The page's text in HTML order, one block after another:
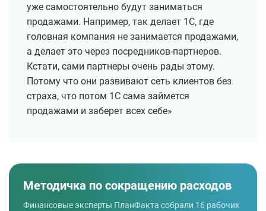
уже самостоятельно будут заниматься
продажами. Например, так делает 1С, где
головная компания не занимается продажами,
а делает это через посредников-партнеров.
Кстати, сами партнеры очень рады этому.
Потому что они развивают сеть клиентов без
страха, что потом 1С сама займется
продажами и заберет всех себе»
Методичка по сокращению расходов
Финансовые эксперты ПланФакта собрали 16 рабочих